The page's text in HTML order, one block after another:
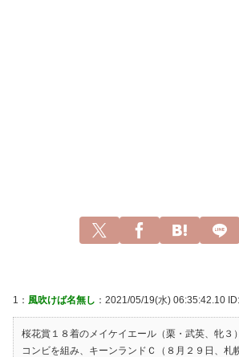
1： 風吹けば名無し ：2021/05/19(水) 06:35:42.10
桜花賞１８着のメイケイエール（栗・武英、牝３
コンビを組み、キーンランドＣ（８月２９日、札